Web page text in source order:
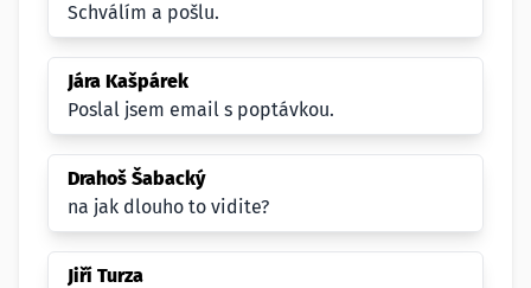
Schválím a pošlu.
Jára Kašpárek
Poslal jsem email s poptávkou.
Drahoš Šabacký
na jak dlouho to vidite?
Jiří Turza